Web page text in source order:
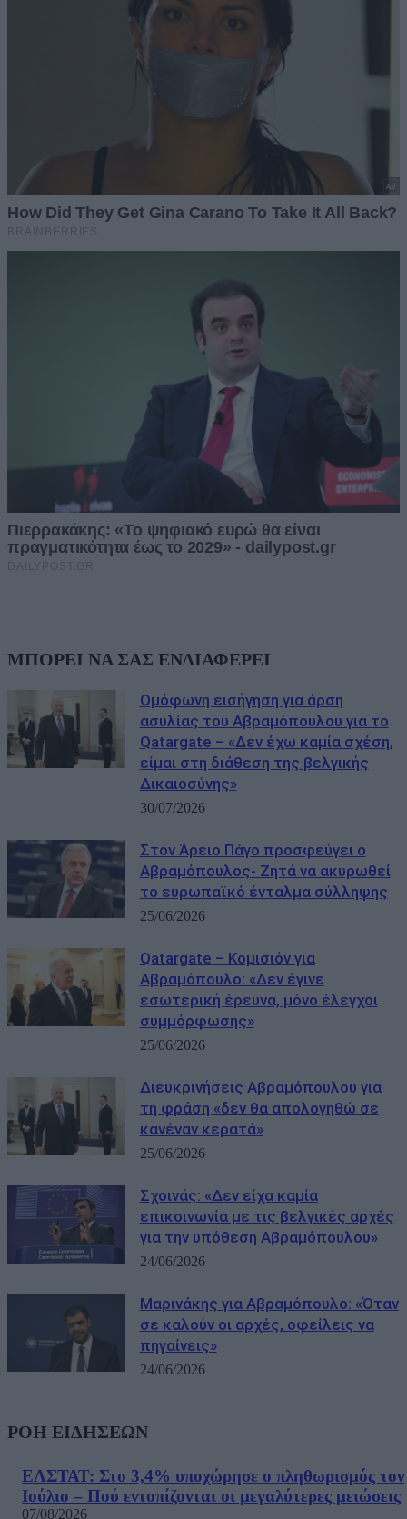
ΜΠΟΡΕΙ ΝΑ ΣΑΣ ΕΝΔΙΑΦΕΡΕΙ
Ομόφωνη εισήγηση για άρση
ασυλίας του Αβραμόπουλου για το
Qatargate – «Δεν έχω καμία σχέση,
είμαι στη διάθεση της βελγικής
Δικαιοσύνης»
30/07/2026
Στον Άρειο Πάγο προσφεύγει ο
Αβραμόπουλος- Ζητά να ακυρωθεί
το ευρωπαϊκό ένταλμα σύλληψης
25/06/2026
Qatargate – Κομισιόν για
Αβραμόπουλο: «Δεν έγινε
εσωτερική έρευνα, μόνο έλεγχοι
συμμόρφωσης»
25/06/2026
Διευκρινήσεις Αβραμόπουλου για
τη φράση «δεν θα απολογηθώ σε
κανέναν κερατά»
25/06/2026
Σχοινάς: «Δεν είχα καμία
επικοινωνία με τις βελγικές αρχές
για την υπόθεση Αβραμόπουλου»
24/06/2026
Μαρινάκης για Αβραμόπουλο: «Όταν
σε καλούν οι αρχές, οφείλεις να
πηγαίνεις»
24/06/2026
ΡΟΗ ΕΙΔΗΣΕΩΝ
ΕΛΣΤΑΤ: Στο 3,4% υποχώρησε ο πληθωρισμός τον
Ιούλιο – Πού εντοπίζονται οι μεγαλύτερες μειώσεις
07/08/2026